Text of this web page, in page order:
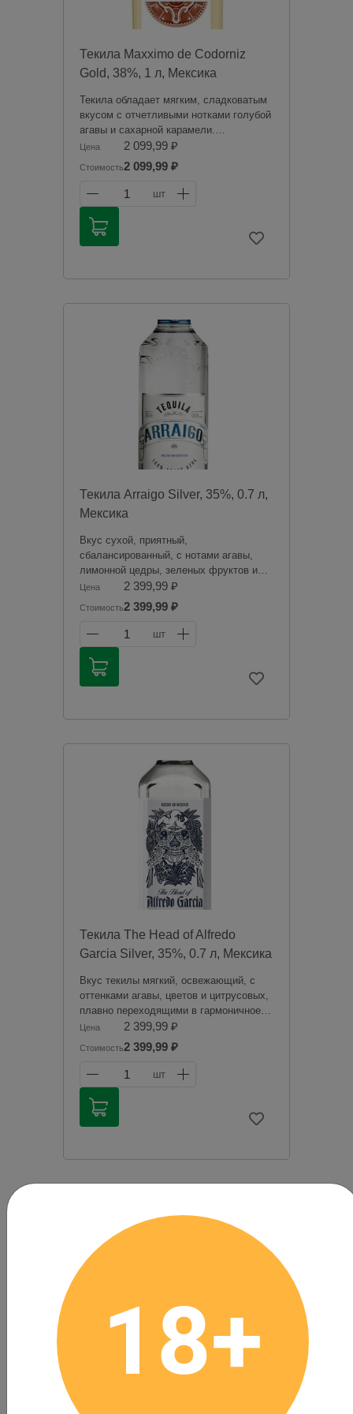
Текила Maxximo de Codorniz
Gold, 38%, 1 л, Мексика
Текила обладает мягким, сладковатым
вкусом с отчетливыми нотками голубой
агавы и сахарной карамели.
Послевкусие тягучее, с фруктовыми
оттенками. Аромат текилы
раскрывается оттенками
карамелизированных фруктов.
Продажа алкогольной продукции
дистанционным способом запрещена в
соответствии с законодательством
осуществляем доставку алкогольной
оплаты в магазине при получении
Чрезмерное употребление алкоголя
вредит вашему здоровью.
Цена 2 099,99 ₽
Стоимость2 099,99 ₽
1 шт
Текила Arraigo Silver, 35%, 0.7 л,
Мексика
Вкус сухой, приятный,
сбалансированный, с нотами агавы,
лимонной цедры, зеленых фруктов и
трав. Послевкусие теплое и
согревающее. Свежий, гармоничный
аромат раскрывается в бокале
оттенками фруктов, цитрусовых и
тонких специй.
Продажа алкогольной продукции
дистанционным способом запрещена в
Российской Федерации. Мы не
«Алкоголь» будут зарезервированы для
оплаты в магазине при получении
Чрезмерное употребление алкоголя
вредит вашему здоровью.
Цена 2 399,99 ₽
Стоимость2 399,99 ₽
1 шт
Текила The Head of Alfredo
Garcia Silver, 35%, 0.7 л, Мексика
Вкус текилы мягкий, освежающий, с
оттенками агавы, цветов и цитрусовых,
плавно переходящими в гармоничное
послевкусие. Текила привлекает
свежим ароматом с оттенками агавы,
цитрусовых и полевых цветов.
Продажа алкогольной продукции
дистанционным способом запрещена в
соответствии с законодательством
Российской Федерации. Мы не
продукции. Товары из категории
Чрезмерное употребление алкоголя
вредит вашему здоровью.
Цена 2 399,99 ₽
Стоимость2 399,99 ₽
1 шт
Текила Cuerno de Toro Blanco,
18+